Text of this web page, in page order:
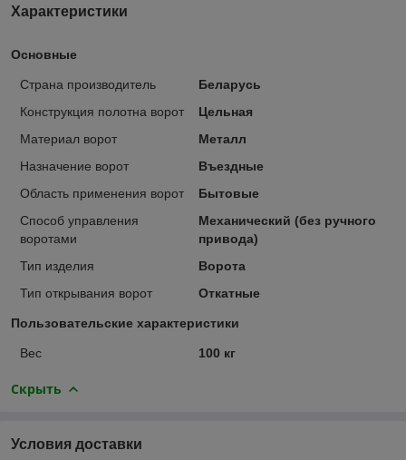
Характеристики
Основные
Страна производитель
Беларусь
Конструкция полотна ворот
Цельная
Материал ворот
Металл
Назначение ворот
Въездные
Область применения ворот
Бытовые
Способ управления
воротами
Механический (без ручного
привода)
Тип изделия
Ворота
Тип открывания ворот
Откатные
Пользовательские характеристики
Вес 100 кг
Скрыть
Условия доставки